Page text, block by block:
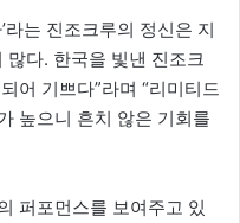
라는 진조크루의 정신은 지
많다. 한국을 빛낸 진조크
어 기쁘다”라며 “리미티드
높으니 흔치 않은 기회를
퍼포먼스를 보여주고 있